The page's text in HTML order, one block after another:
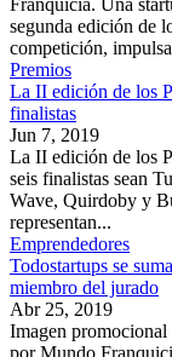
segunda edición de
competición,
Premios
La II edición de los
finalistas
Jun 7, 2019
La II edición de los
seis finalistas sean
Wave, Quirdoby y
representan...
Emprendedores
Todostartups se
miembro del jurado
Abr 25, 2019
Imagen promocional
por Mundo